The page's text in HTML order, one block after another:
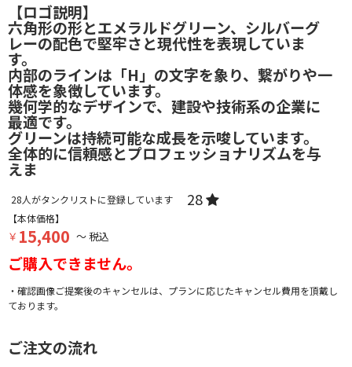
【ロゴ説明】
六角形の形とエメラルドグリーン、シルバーグ
レーの配色で堅牢さと現代性を表現していま
す。
内部のラインは「H」の文字を象り、繋がりや一
体感を象徴しています。
幾何学的なデザインで、建設や技術系の企業に
最適です。
グリーンは持続可能な成長を示唆しています。
全体的に信頼感とプロフェッショナリズムを与
えま
28人がタンクリストに登録しています 28
【本体価格】
￥ 15,400 ～ 税込
ご購入できません。
・確認画像ご提案後のキャンセルは、プランに応じたキャンセル費用を頂戴し
ております。
ご注文の流れ